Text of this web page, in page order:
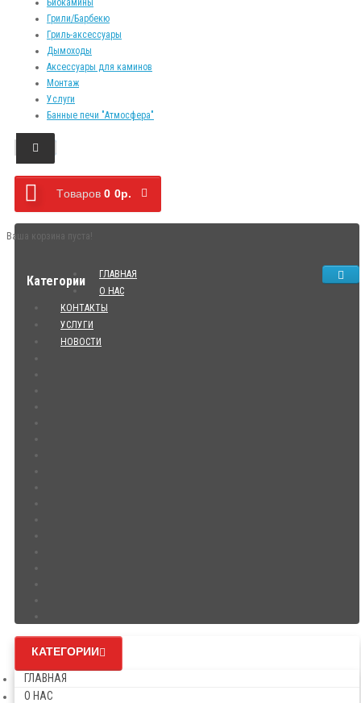
Биокамины
Грили/Барбекю
Гриль-аксессуары
Дымоходы
Аксессуары для каминов
Монтаж
Услуги
Банные печи "Атмосфера"
Tоваров 0 0р.
Ваша корзина пуста!
Категории
ГЛАВНАЯ
О НАС
КОНТАКТЫ
УСЛУГИ
НОВОСТИ
КАТЕГОРИИ
ГЛАВНАЯ
О НАС